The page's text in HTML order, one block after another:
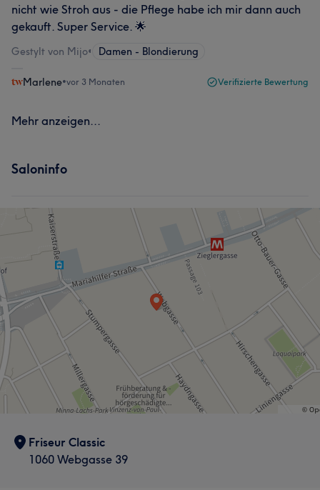
nicht wie Stroh aus - die Pflege habe ich mir dann auch
gekauft. Super Service. 🌟
Gestylt von Mijo• Damen - Blondierung
Marlene•vor 3 Monaten Verifizierte Bewertung
Mehr anzeigen...
Saloninfo
Friseur Classic
1060 Webgasse 39